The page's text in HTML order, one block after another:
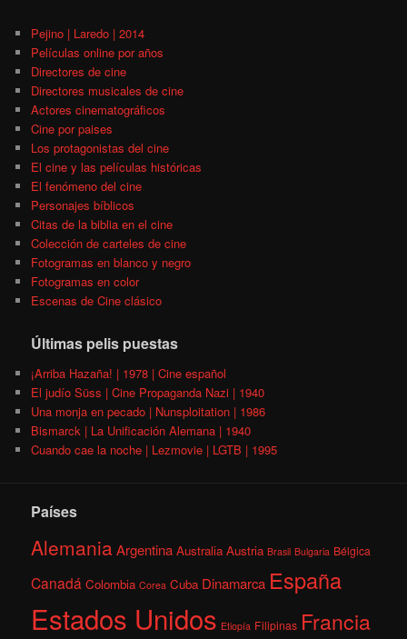
Pejino | Laredo | 2014
Películas online por años
Directores de cine
Directores musicales de cine
Actores cinematográficos
Cine por paises
Los protagonistas del cine
El cine y las películas históricas
El fenómeno del cine
Personajes bíblicos
Citas de la biblia en el cine
Colección de carteles de cine
Fotogramas en blanco y negro
Fotogramas en color
Escenas de Cine clásico
Últimas pelis puestas
¡Arriba Hazaña! | 1978 | Cine español
El judío Süss | Cine Propaganda Nazi | 1940
Una monja en pecado | Nunsploitation | 1986
Bismarck | La Unificación Alemana | 1940
Cuando cae la noche | Lezmovie | LGTB | 1995
Países
AlemaniaArgentina Australia Austria Brasil Bulgaria Bélgica
Canadá Colombia Corea Cuba Dinamarca España
Estados Unidos Etiopía Filipinas Francia